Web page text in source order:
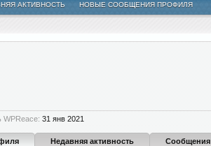
WPReace: 31 янв 2021
Недавняя активность Сообщения
АКТИВНОСТЬ НОВЫЕ СООБЩЕНИЯ ПРОФИЛЯ